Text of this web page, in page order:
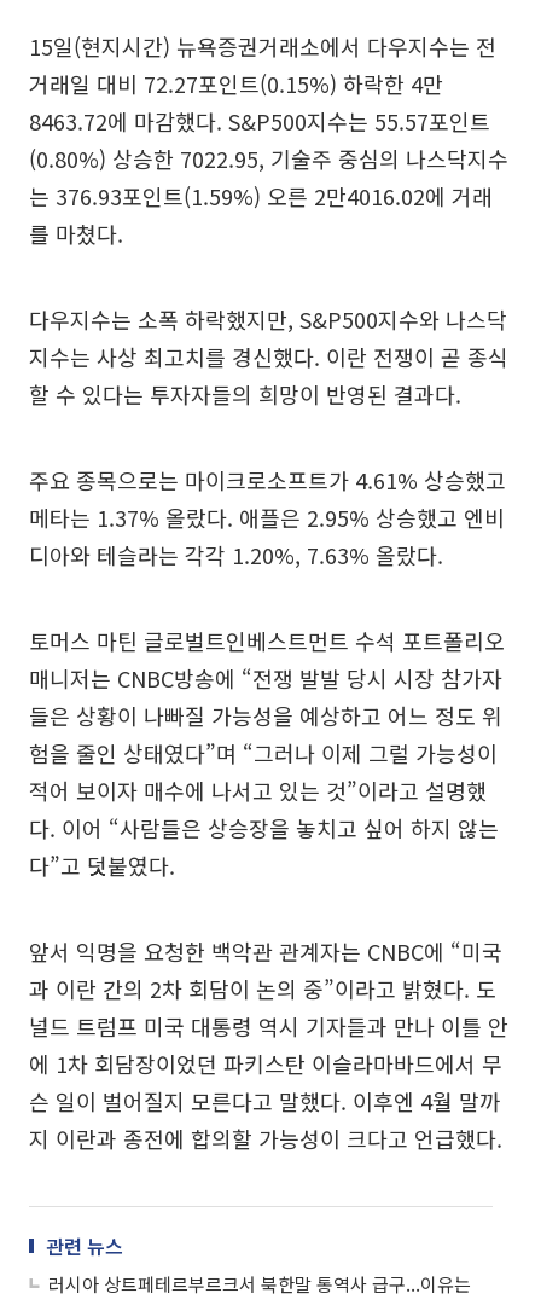
15일(현지시간) 뉴욕증권거래소에서 다우지수는 전
거래일 대비 72.27포인트(0.15%) 하락한 4만
8463.72에 마감했다. S&P500지수는 55.57포인트
(0.80%) 상승한 7022.95, 기술주 중심의 나스닥지수
는 376.93포인트(1.59%) 오른 2만4016.02에 거래
를 마쳤다.
다우지수는 소폭 하락했지만, S&P500지수와 나스닥
지수는 사상 최고치를 경신했다. 이란 전쟁이 곧 종식
할 수 있다는 투자자들의 희망이 반영된 결과다.
주요 종목으로는 마이크로소프트가 4.61% 상승했고
메타는 1.37% 올랐다. 애플은 2.95% 상승했고 엔비
디아와 테슬라는 각각 1.20%, 7.63% 올랐다.
토머스 마틴 글로벌트인베스트먼트 수석 포트폴리오
매니저는 CNBC방송에 “전쟁 발발 당시 시장 참가자
들은 상황이 나빠질 가능성을 예상하고 어느 정도 위
험을 줄인 상태였다”며 “그러나 이제 그럴 가능성이
적어 보이자 매수에 나서고 있는 것”이라고 설명했
다. 이어 “사람들은 상승장을 놓치고 싶어 하지 않는
다”고 덧붙였다.
앞서 익명을 요청한 백악관 관계자는 CNBC에 “미국
과 이란 간의 2차 회담이 논의 중”이라고 밝혔다. 도
널드 트럼프 미국 대통령 역시 기자들과 만나 이틀 안
에 1차 회담장이었던 파키스탄 이슬라마바드에서 무
슨 일이 벌어질지 모른다고 말했다. 이후엔 4월 말까
지 이란과 종전에 합의할 가능성이 크다고 언급했다.
관련 뉴스
러시아 상트페테르부르크서 북한말 통역사 급구...이유는